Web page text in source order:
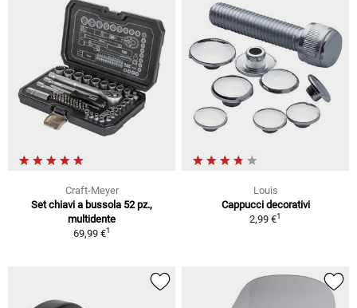
Craft-Meyer
Set chiavi a bussola 52 pz.,
multidente
69,99 €1
Louis
Cappucci decorativi
2,99 €1